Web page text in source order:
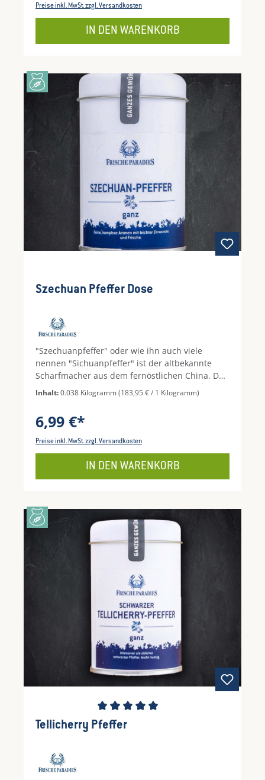
Preise inkl. MwSt. zzgl. Versandkosten
IN DEN WARENKORB
Szechuan Pfeffer Dose
"Szechuanpfeffer" oder wie ihn auch viele
nennen "Sichuanpfeffer" ist der altbekannte
Scharfmacher aus dem fernöstlichen China. Der
Geschmack, der nach ganz leicht dem von
Zitrone ähnelt, wird angenehm auf Ihrer Zunge
Rinderfleisch.
Inhalt:0.038 Kilogramm(183,95 € / 1 Kilogramm)
6,99 €*
Preise inkl. MwSt. zzgl. Versandkosten
IN DEN WARENKORB
Durchschnittliche Bewertung von 5 von 5
Tellicherry Pfeffer